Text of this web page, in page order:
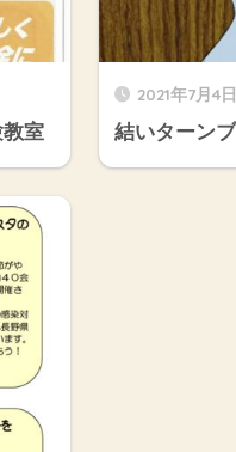
室
2021年7月4日
結いターン